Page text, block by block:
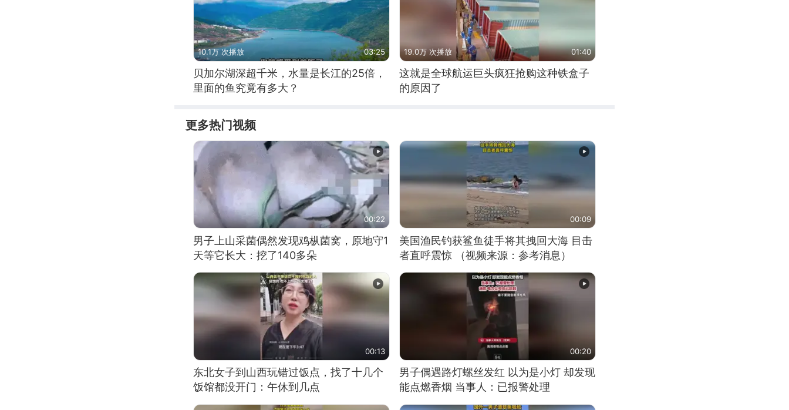
10.1万 次播放 03:25
贝加尔湖深超千米，水量是长江的25倍，
里面的鱼究竟有多大？
19.0万 次播放 01:40
这就是全球航运巨头疯狂抢购这种铁盒子
的原因了
更多热门视频
00:22
男子上山采菌偶然发现鸡枞菌窝，原地守1
天等它长大：挖了140多朵
00:09
美国渔民钓获鲨鱼徒手将其拽回大海 目击
者直呼震惊 （视频来源：参考消息）
00:13
东北女子到山西玩错过饭点，找了十几个
饭馆都没开门：午休到几点
00:20
男子偶遇路灯螺丝发红 以为是小灯 却发现
能点燃香烟 当事人：已报警处理